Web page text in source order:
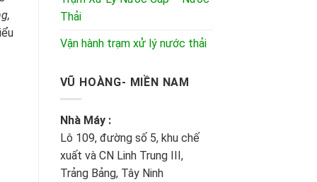
Thải
Vận hành trạm xử lý nước thải
VŨ HOÀNG- MIỀN NAM
Nhà Máy :
Lô 109, đường số 5, khu chế
xuất và CN Linh Trung III,
Trảng Bảng, Tây Ninh